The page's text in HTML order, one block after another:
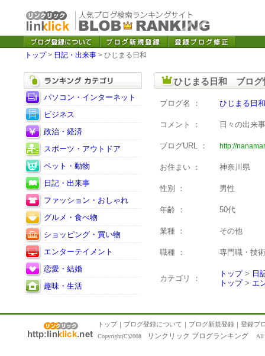
トップ> 日記・出来事 > ひじまる日和
パソコン・インターネット
ビジネス
政治・経済
スポーツ・アウトドア
ペット・動物
日記・出来事
ファッション・おしゃれ
グルメ・食べ物
ショッピング・買い物
エンターテイメント
恋愛・結婚
趣味・生活
ひじまる日和 ブログ
ブログ名 ： ひじまる日和
コメント ： 日々の出来
ブログURL ： http://
お住まい ： 神奈川県
性別 ： 男性
年齢 ： 50代
業種 ： その他
職種 ： 専門職・技
カテゴリ ：
トップ> 日
トップ> エ
トップ｜ ブログ登録について ｜ ブログ新規登録 ｜ 登録ブ
Copyright(C)2008 リンクリック ブログランキング All